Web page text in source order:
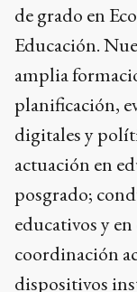
de grado en
Educación.
amplia
planificación,
digitales y
actuación en
posgrado;
educativos y
coordinación
dispositivos